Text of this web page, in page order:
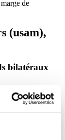
de
(usam),
bilatéraux
Il s’agit